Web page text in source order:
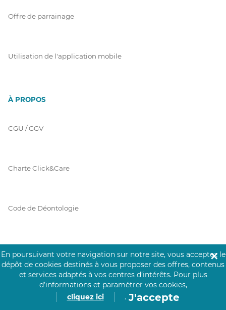
Offre de parrainage
Utilisation de l'application mobile
À PROPOS
CGU / GGV
Charte Click&Care
Code de Déontologie
Prérequis Click&Care
En poursuivant votre navigation sur notre site, vous acceptez le
dépôt de cookies destinés à vous proposer des offres, contenus
et services adaptés à vos centres d’intérêts. Pour plus
d’informations et paramétrer vos cookies,
cliquez ici
. J'accepte
✕